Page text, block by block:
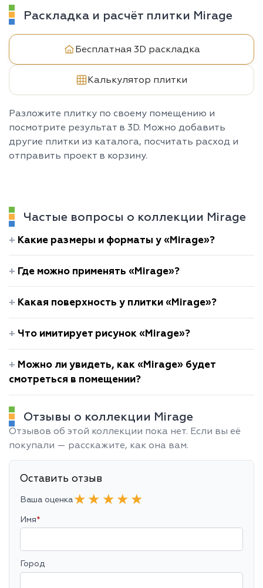
Раскладка и расчёт плитки Mirage
Бесплатная 3D раскладка
Калькулятор плитки
Разложите плитку по своему помещению и
посмотрите результат в 3D. Можно добавить
другие плитки из каталога, посчитать расход и
отправить проект в корзину.
Частые вопросы о коллекции Mirage
Какие размеры и форматы у «Mirage»?
Где можно применять «Mirage»?
Какая поверхность у плитки «Mirage»?
Что имитирует рисунок «Mirage»?
Можно ли увидеть, как «Mirage» будет
смотреться в помещении?
Отзывы о коллекции Mirage
Отзывов об этой коллекции пока нет. Если вы её
покупали — расскажите, как она вам.
Оставить отзыв
Ваша оценка ★
★
★
★
★
Имя*
Город